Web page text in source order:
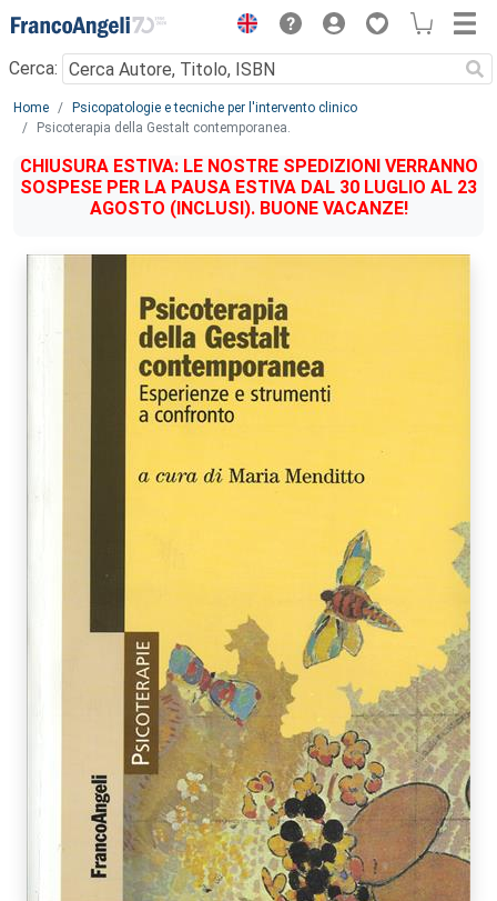
Menu
Cerca:
Main content
Home
Psicopatologie e tecniche per l'intervento clinico
Psicoterapia della Gestalt contemporanea.
CHIUSURA ESTIVA: LE NOSTRE SPEDIZIONI VERRANNO
SOSPESE PER LA PAUSA ESTIVA DAL 30 LUGLIO AL 23
AGOSTO (INCLUSI). BUONE VACANZE!